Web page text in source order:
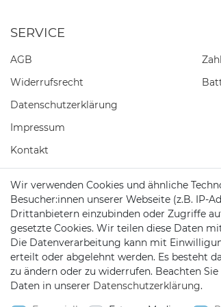
SERVICE
AGB
Widerrufs­recht
Daten­schutz­erklärung
Impressum
Kontakt
Barrierefreiheitserklärung
Widerrufs­formular
2026 Satshopping| copyright & design by
*Alle Preise inkl. MwSt., zzgl. Versandkosten
Wir verwenden Cookies und ähnliche
Besucher:innen unserer Webseite (z.B. IP-
Drittanbietern einzubinden oder Zugriffe
gesetzte Cookies. Wir teilen diese Daten
Die Datenverarbeitung kann mit
erteilt oder abgelehnt werden. Es besteht
zu ändern oder zu widerrufen. Beachten Sie
Daten in unserer Daten­schutz­erklärung.